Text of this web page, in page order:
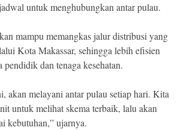
untuk menghubungkan antar pulau.
mampu memangkas jalur distribusi yang
Kota Makassar, sehingga lebih efisien
pendidik dan tenaga kesehatan.
akan melayani antar pulau setiap hari. Kita
untuk melihat skema terbaik, lalu akan
kebutuhan,” ujarnya.